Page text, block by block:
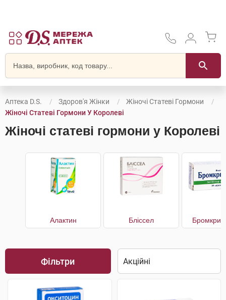
Аптека D.S. Здоров'я Жінки
Жіночі Статеві Гормони
Жіночі Статеві Гормони У Королеві
Жіночі статеві гормони у Королеві
Алактин Бліссел
Фільтри